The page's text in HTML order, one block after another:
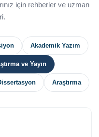
için rehberler ve uzman
Akademik Yazım
ve Yayın
Araştırma